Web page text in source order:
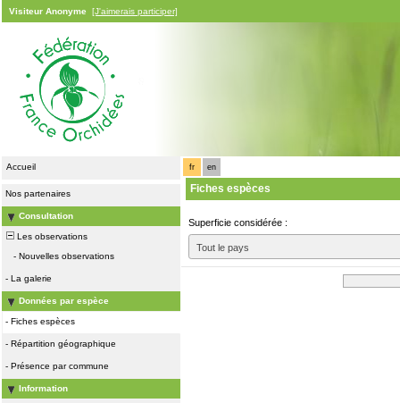
Visiteur Anonyme [J'aimerais participer]
Accueil
Nos partenaires
Consultation
Les observations
- Nouvelles observations
- La galerie
Données par espèce
- Fiches espèces
- Répartition géographique
- Présence par commune
Information
fr en
Fiches espèces
Superficie considérée :
Tout le pays